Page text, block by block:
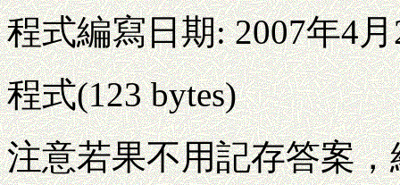
程式編寫日期: 2007年4
程式(123 bytes)
注意若果不用記存答案